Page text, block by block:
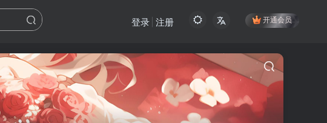
开通会员
登录 注册